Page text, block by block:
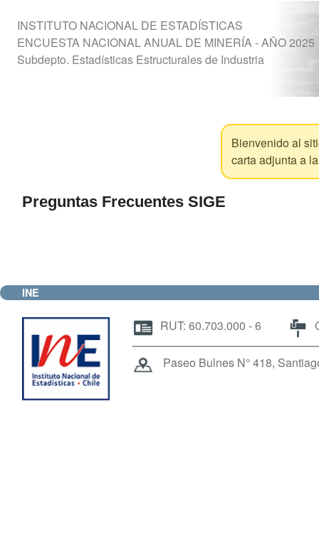
INSTITUTO NACIONAL DE ESTADÍSTICAS
ENCUESTA NACIONAL ANUAL DE MINERÍA - AÑO 2025
Subdepto. Estadísticas Estructurales de Industria
Bienvenido al
carta adjunta a
Preguntas Frecuentes SIGE
INE
RUT: 60.703.000 - 6
Paseo Bulnes N° 418,